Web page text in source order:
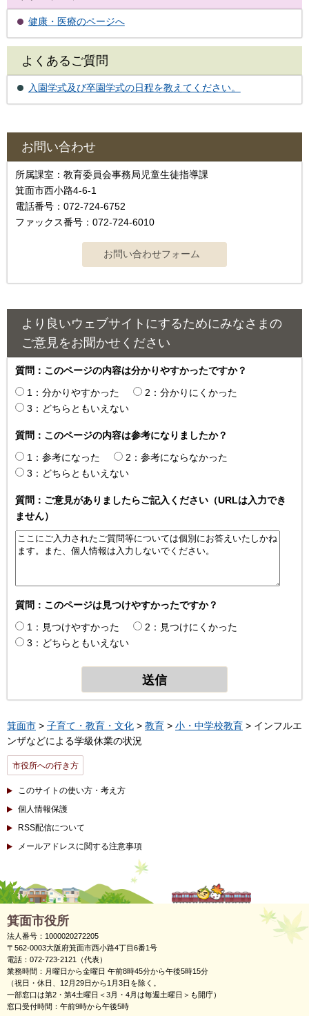
健康・医療のページへ
よくあるご質問
入園学式及び卒園学式の日程を教えてください。
お問い合わせ
所属課室：教育委員会事務局児童生徒指導課
箕面市西小路4-6-1
電話番号：072-724-6752
ファックス番号：072-724-6010
より良いウェブサイトにするためにみなさまの
ご意見をお聞かせください
質問：このページの内容は分かりやすかったですか？
1：分かりやすかった
2：分かりにくかった
3：どちらともいえない
質問：このページの内容は参考になりましたか？
1：参考になった
2：参考にならなかった
3：どちらともいえない
質問：ご意見がありましたらご記入ください（URLは入力でき
ません）
質問：このページは見つけやすかったですか？
1：見つけやすかった
2：見つけにくかった
3：どちらともいえない
箕面市 > 子育て・教育・文化 > 教育 > 小・中学校教育 > インフルエ
ンザなどによる学級休業の状況
市役所への行き方
このサイトの使い方・考え方
個人情報保護
RSS配信について
メールアドレスに関する注意事項
箕面市役所
法人番号：1000020272205
〒562-0003大阪府箕面市西小路4丁目6番1号
電話：072-723-2121（代表）
業務時間：月曜日から金曜日 午前8時45分から午後5時15分
（祝日・休日、12月29日から1月3日を除く。
一部窓口は第2・第4土曜日＜3月・4月は毎週土曜日＞も開庁）
窓口受付時間：午前9時から午後5時